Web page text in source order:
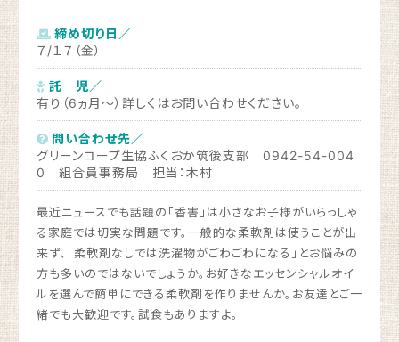
締め切り日／
７/１７（金）
託 児／
有り（6ヵ月～）詳しくはお問い合わせください。
問い合わせ先／
グリーンコープ生協ふくおか筑後支部 0942-54-004
0 組合員事務局 担当：木村
最近ニュースでも話題の「香害」は小さなお子様がいらっしゃ
る家庭では切実な問題です。一般的な柔軟剤は使うことが出
来ず、「柔軟剤なしでは洗濯物がごわごわになる」とお悩みの
方も多いのではないでしょうか。お好きなエッセンシャルオイ
ルを選んで簡単にできる柔軟剤を作りませんか。お友達とご一
緒でも大歓迎です。試食もありますよ。